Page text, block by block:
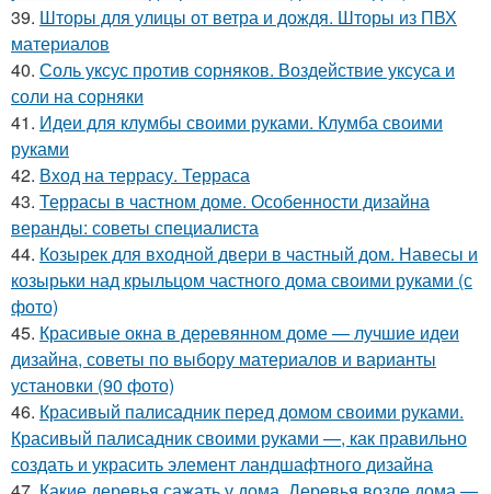
39. Шторы для улицы от ветра и дождя. Шторы из ПВХ
материалов
40. Соль уксус против сорняков. Воздействие уксуса и
соли на сорняки
41. Идеи для клумбы своими руками. Клумба своими
руками
42. Вход на террасу. Терраса
43. Террасы в частном доме. Особенности дизайна
веранды: советы специалиста
44. Козырек для входной двери в частный дом. Навесы и
козырьки над крыльцом частного дома своими руками (с
фото)
45. Красивые окна в деревянном доме — лучшие идеи
дизайна, советы по выбору материалов и варианты
установки (90 фото)
46. Красивый палисадник перед домом своими руками.
Красивый палисадник своими руками —, как правильно
создать и украсить элемент ландшафтного дизайна